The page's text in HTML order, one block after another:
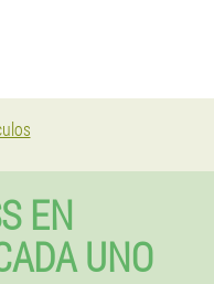
EN
UNO